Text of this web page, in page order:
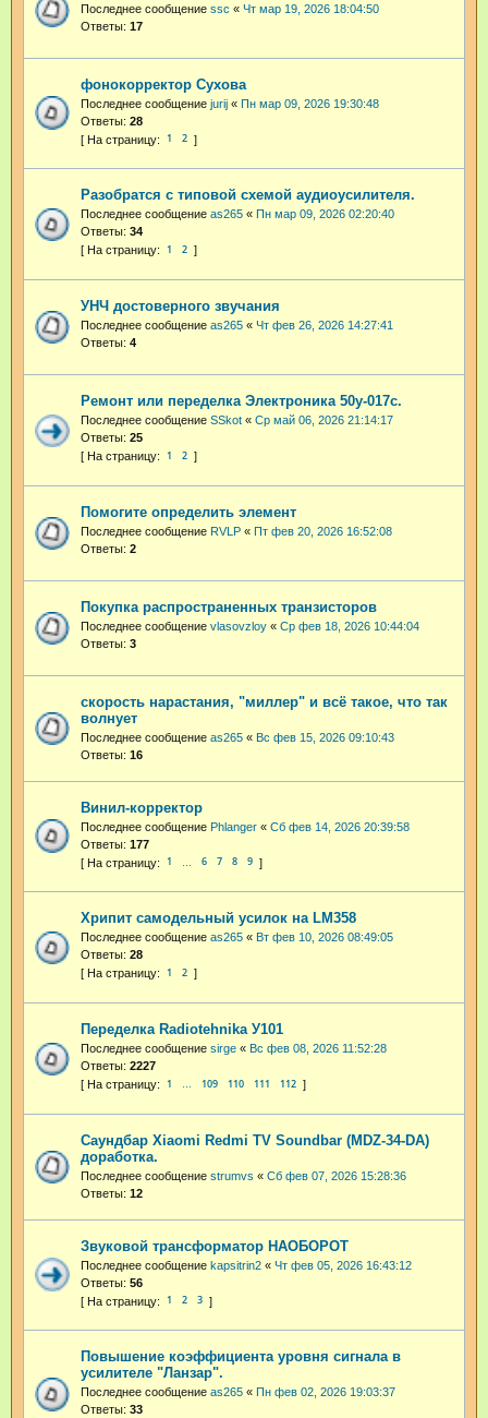
Последнее сообщение ssc « Чт мар 19, 2026 18:04:50
Ответы: 17
фонокорректор Сухова
Последнее сообщение jurij « Пн мар 09, 2026 19:30:48
Ответы: 28
1 2
Разобратся с типовой схемой аудиоусилителя.
Последнее сообщение as265 « Пн мар 09, 2026 02:20:40
Ответы: 34
1 2
УНЧ достоверного звучания
Последнее сообщение as265 « Чт фев 26, 2026 14:27:41
Ответы: 4
Ремонт или переделка Электроника 50у-017с.
Последнее сообщение SSkot « Ср май 06, 2026 21:14:17
Ответы: 25
1 2
Помогите определить элемент
Последнее сообщение RVLP « Пт фев 20, 2026 16:52:08
Ответы: 2
Покупка распространенных транзисторов
Последнее сообщение vlasovzloy « Ср фев 18, 2026 10:44:04
Ответы: 3
скорость нарастания, "миллер" и всё такое, что так
волнует
Последнее сообщение as265 « Вс фев 15, 2026 09:10:43
Ответы: 16
Винил-корректор
Последнее сообщение Phlanger « Сб фев 14, 2026 20:39:58
Ответы: 177
1 6 7 8 9
Хрипит самодельный усилок на LM358
Последнее сообщение as265 « Вт фев 10, 2026 08:49:05
Ответы: 28
1 2
Переделка Radiotehnika У101
Последнее сообщение sirge « Вс фев 08, 2026 11:52:28
Ответы: 2227
1 … 109 110 111 112
Саундбар Xiaomi Redmi TV Soundbar (MDZ-34-DA)
доработка.
Последнее сообщение strumvs « Сб фев 07, 2026 15:28:36
Ответы: 12
Звуковой трансформатор НАОБОРОТ
Последнее сообщение kapsitrin2 « Чт фев 05, 2026 16:43:12
Ответы: 56
1 2 3
Повышение коэффициента уровня сигнала в
усилителе "Ланзар".
Последнее сообщение as265 « Пн фев 02, 2026 19:03:37
Ответы: 33